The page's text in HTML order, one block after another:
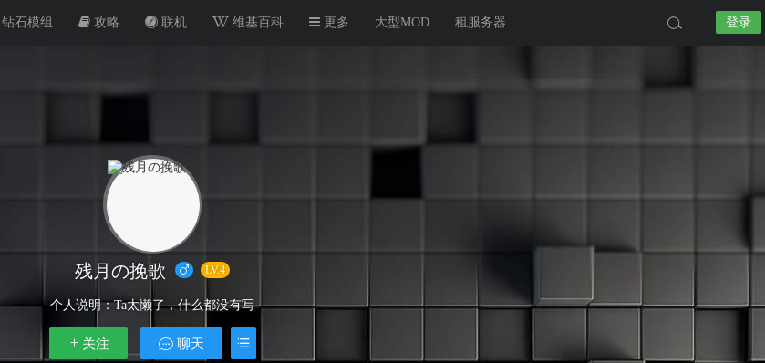
钻石模组 攻略 联机 维基百科 更多 大型MOD 租服务器 登录
残月の挽歌 LV.4
个人说明：Ta太懒了，什么都没有写
关注 聊天